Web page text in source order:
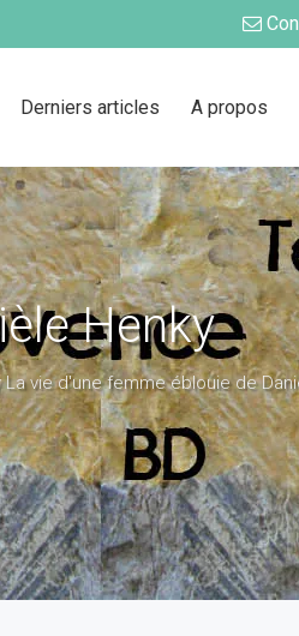
Derniers articles A propos
Henky
La vie d'une femme éblouie de